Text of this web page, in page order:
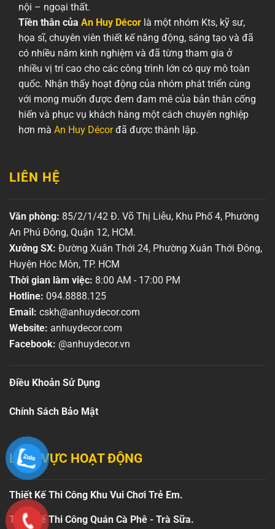
nội – ngoại thất.
Tiền thân của An Huy Décor là một nhóm Kts, kỹ sư,
họa sĩ, chuyên viên thiết kế năng động, sáng tạo và đã
có nhiều năm kinh nghiệm và đã từng tham gia ở
nhiều vị trí cao cho các công trình lớn có quy mô toàn
quốc. Nhận thấy hoạt động của nhóm phát triển cùng
với mong muốn được đem đam mê của bản thân cống
hiến và phục vụ khách hàng một cách chuyên nghiệp
hơn mà An Huy Décorđã được thành lập.
LIÊN HỆ
Văn phòng: 85/2/1/42 Đ. Võ Thị Liễu, Khu Phố 4, Phường
An Phú Đông, Quận 12, HCM.
Xưởng SX: Đường Xuân Thới 24, Phường Xuân Thới Đông,
Huyện Hóc Môn, TP. HCM
Thời gian làm việc: 8:00 AM - 17:00 PM
Hotline: 094.8888.125
Email: cskh@anhuydecor.com
Website: anhuydecor.com
Facebook: @anhuydecor.vn
Điều Khoản Sử Dụng
Chính Sách Bảo Mật
LĨNH VỰC HOẠT ĐỘNG
Thiết Kế Thi Công Khu Vui Chơi Trẻ Em.
Thiết Kế Thi Công Quán Cà Phê - Trà Sữa.